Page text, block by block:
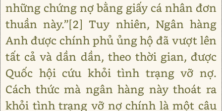
những chứng nợ bằng giấy cá nhân đơn
thuần này.”[2] Tuy nhiên, Ngân hàng
Anh được chính phủ ủng hộ đã vượt lên
tất cả và dần dần, theo thời gian, được
Quốc hội cứu khỏi tình trạng vỡ nợ.
Cách thức mà ngân hàng này thoát ra
khỏi tình trạng vỡ nợ chính là một câu